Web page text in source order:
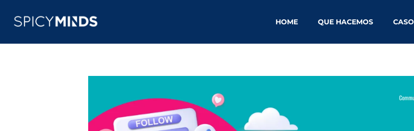
HOME QUE HACEMOS